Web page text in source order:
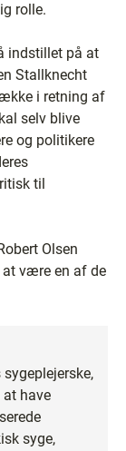
rolle.
indstillet på at
Stallknecht
i retning af
selv blive
og politikere
til
Olsen
være en af de
at have
syge,